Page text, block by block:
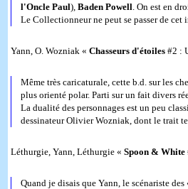
l'Oncle Paul), Baden Powell . On est en
Le Collectionneur ne peut se passer de
Yann, O. Wozniak « Chasseurs d'étoiles#2 :
Même très caricaturale, cette b.d. sur les
plus orienté polar. Parti sur un fait divers
La dualité des personnages est un peu
dessinateur Olivier Wozniak, dont le trait
Léthurgie, Yann, Léthurgie « Spoon & White
Quand je disais que Yann, le scénariste des